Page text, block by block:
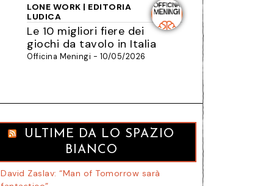
LONE WORK | EDITORIA
LUDICA
Le 10 migliori fiere dei
giochi da tavolo in Italia
Officina Meningi - 10/05/2026
ULTIME DA LO SPAZIO
BIANCO
David Zaslav: “Man of Tomorrow sarà